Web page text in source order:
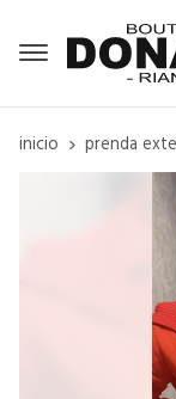
inicio prenda